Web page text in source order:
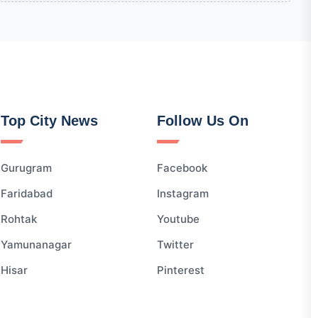
Top City News
Gurugram
Faridabad
Rohtak
Yamunanagar
Hisar
Follow Us On
Facebook
Instagram
Youtube
Twitter
Pinterest